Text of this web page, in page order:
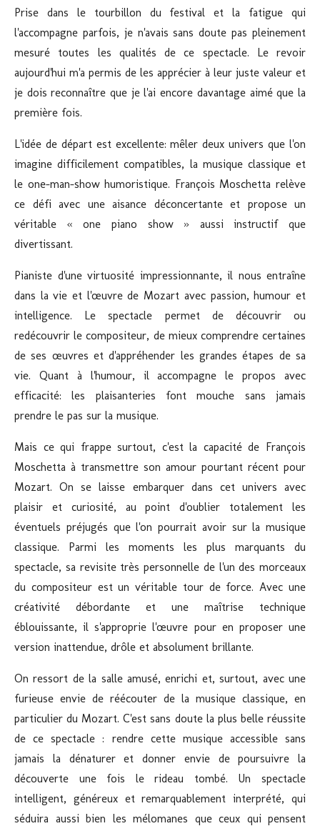
Prise dans le tourbillon du festival et la fatigue qui
l'accompagne parfois, je n'avais sans doute pas pleinement
mesuré toutes les qualités de ce spectacle. Le revoir
aujourd'hui m'a permis de les apprécier à leur juste valeur et
je dois reconnaître que je l'ai encore davantage aimé que la
première fois.
L'idée de départ est excellente: mêler deux univers que l'on
imagine difficilement compatibles, la musique classique et
le one-man-show humoristique. François Moschetta relève
ce défi avec une aisance déconcertante et propose un
véritable « one piano show » aussi instructif que
divertissant.
Pianiste d'une virtuosité impressionnante, il nous entraîne
dans la vie et l'œuvre de Mozart avec passion, humour et
intelligence. Le spectacle permet de découvrir ou
redécouvrir le compositeur, de mieux comprendre certaines
de ses œuvres et d'appréhender les grandes étapes de sa
vie. Quant à l'humour, il accompagne le propos avec
efficacité: les plaisanteries font mouche sans jamais
prendre le pas sur la musique.
Mais ce qui frappe surtout, c'est la capacité de François
Moschetta à transmettre son amour pourtant récent pour
Mozart. On se laisse embarquer dans cet univers avec
plaisir et curiosité, au point d'oublier totalement les
éventuels préjugés que l'on pourrait avoir sur la musique
classique. Parmi les moments les plus marquants du
spectacle, sa revisite très personnelle de l'un des morceaux
du compositeur est un véritable tour de force. Avec une
créativité débordante et une maîtrise technique
éblouissante, il s'approprie l'œuvre pour en proposer une
version inattendue, drôle et absolument brillante.
On ressort de la salle amusé, enrichi et, surtout, avec une
furieuse envie de réécouter de la musique classique, en
particulier du Mozart. C'est sans doute la plus belle réussite
de ce spectacle : rendre cette musique accessible sans
jamais la dénaturer et donner envie de poursuivre la
découverte une fois le rideau tombé. Un spectacle
intelligent, généreux et remarquablement interprété, qui
séduira aussi bien les mélomanes que ceux qui pensent